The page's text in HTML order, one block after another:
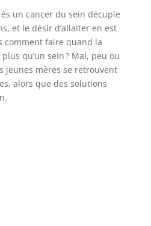
un cancer du sein décuple
et le désir d’allaiter en est
comment faire quand la
qu’un sein ? Mal, peu ou
jeunes mères se retrouvent
alors que des solutions